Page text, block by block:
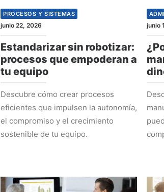
PROCESOS Y SISTEMAS
junio 22, 2026
Estandarizar sin robotizar:
procesos que empoderan a
tu equipo
Descubre cómo crear procesos
eficientes que impulsen la autonomía,
el compromiso y el crecimiento
sostenible de tu equipo.
junio